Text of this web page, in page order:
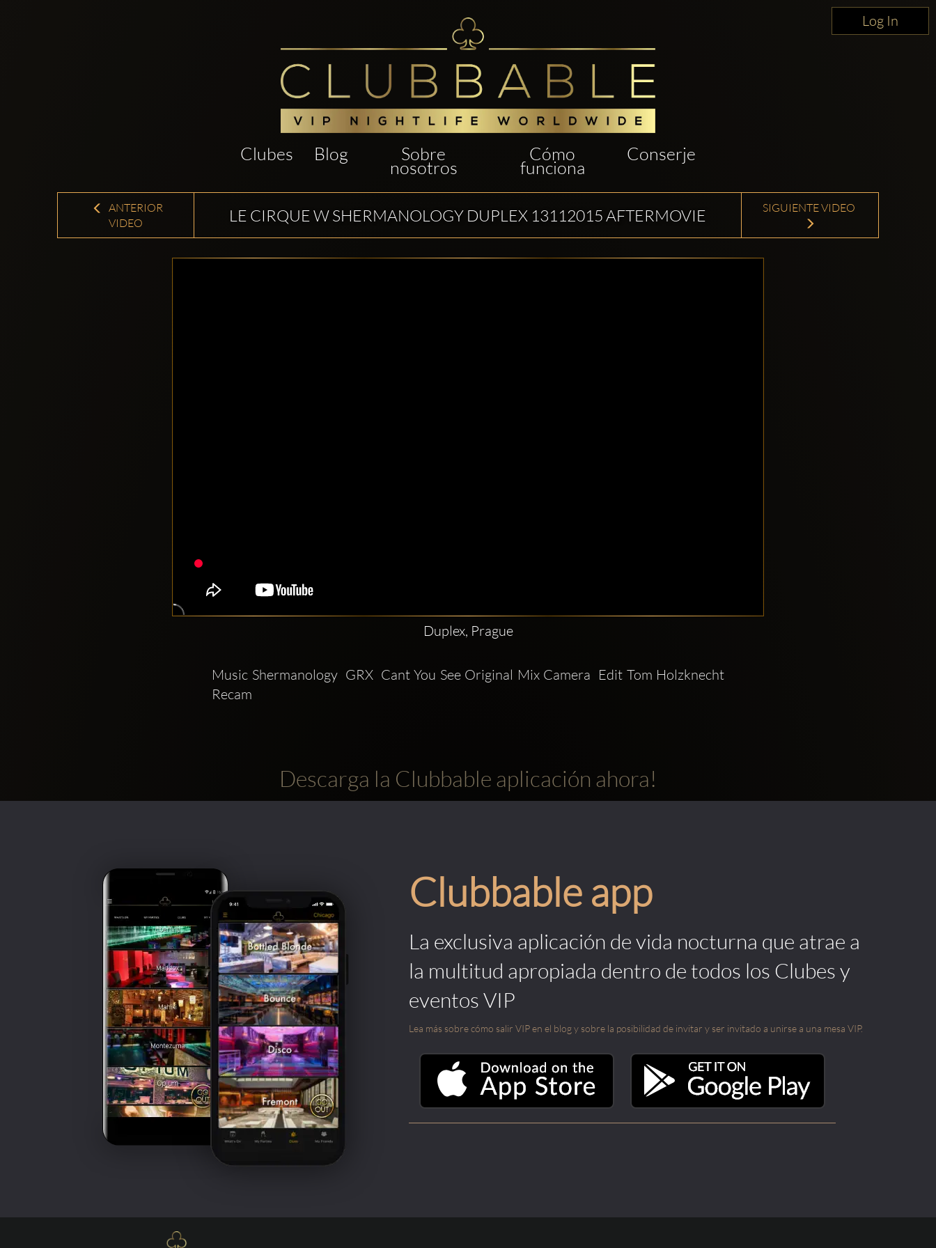
Log In
Clubes Blog Sobre
nosotros
Cómo
funciona
Conserje
ANTERIOR
VIDEO
LE CIRQUE W SHERMANOLOGY DUPLEX 13112015 AFTERMOVIE SIGUIENTE VIDEO
Duplex, Prague
Music Shermanology  GRX  Cant You See Original Mix Camera  Edit Tom Holzknecht
Recam
Descarga la Clubbable aplicación ahora!
Clubbable app
La exclusiva aplicación de vida nocturna que atrae a
la multitud apropiada dentro de todos los Clubes y
eventos VIP
Lea más sobre cómo salir VIP en el blog y sobre la posibilidad de invitar y ser invitado a unirse a una mesa VIP.